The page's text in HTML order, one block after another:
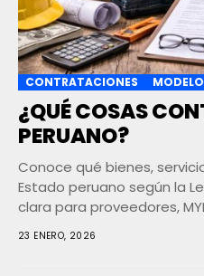
CONTRATACIONES
¿QUÉ COSAS
PERUANO?
Conoce qué bienes,
Estado peruano según la
clara para proveedores,
23 ENERO, 2026